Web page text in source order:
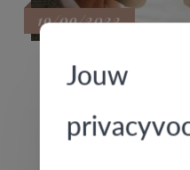
19/09/2022
HOUD JE VAN
De exclusieve
Jouw